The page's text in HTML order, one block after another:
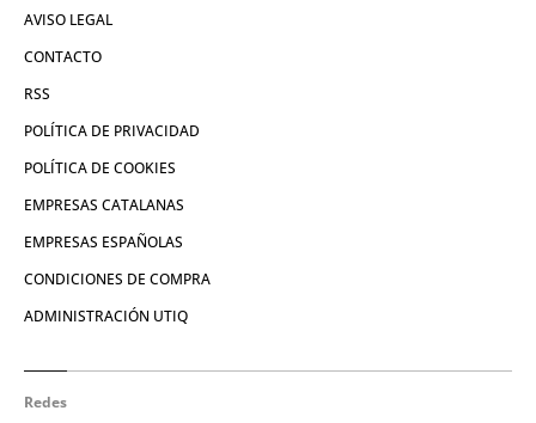
AVISO LEGAL
CONTACTO
RSS
POLÍTICA DE PRIVACIDAD
POLÍTICA DE COOKIES
EMPRESAS CATALANAS
EMPRESAS ESPAÑOLAS
CONDICIONES DE COMPRA
ADMINISTRACIÓN UTIQ
Redes